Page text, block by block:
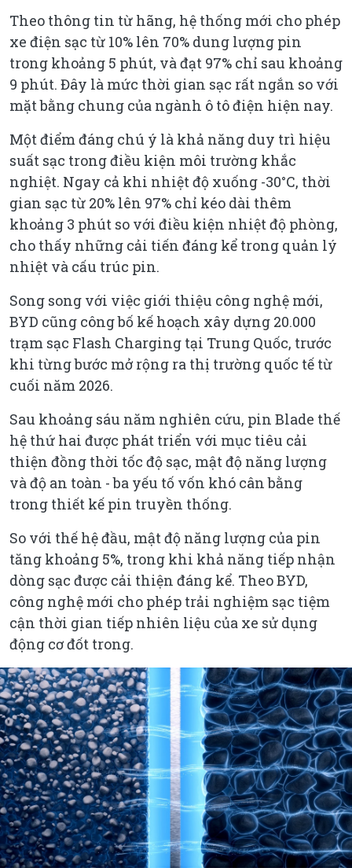
Theo thông tin từ hãng, hệ thống mới cho phép
xe điện sạc từ 10% lên 70% dung lượng pin
trong khoảng 5 phút, và đạt 97% chỉ sau khoảng
9 phút. Đây là mức thời gian sạc rất ngắn so với
mặt bằng chung của ngành ô tô điện hiện nay.
Một điểm đáng chú ý là khả năng duy trì hiệu
suất sạc trong điều kiện môi trường khắc
nghiệt. Ngay cả khi nhiệt độ xuống -30°C, thời
gian sạc từ 20% lên 97% chỉ kéo dài thêm
khoảng 3 phút so với điều kiện nhiệt độ phòng,
cho thấy những cải tiến đáng kể trong quản lý
nhiệt và cấu trúc pin.
Song song với việc giới thiệu công nghệ mới,
BYD cũng công bố kế hoạch xây dựng 20.000
trạm sạc Flash Charging tại Trung Quốc, trước
khi từng bước mở rộng ra thị trường quốc tế từ
cuối năm 2026.
Sau khoảng sáu năm nghiên cứu, pin Blade thế
hệ thứ hai được phát triển với mục tiêu cải
thiện đồng thời tốc độ sạc, mật độ năng lượng
và độ an toàn - ba yếu tố vốn khó cân bằng
trong thiết kế pin truyền thống.
So với thế hệ đầu, mật độ năng lượng của pin
tăng khoảng 5%, trong khi khả năng tiếp nhận
dòng sạc được cải thiện đáng kể. Theo BYD,
công nghệ mới cho phép trải nghiệm sạc tiệm
cận thời gian tiếp nhiên liệu của xe sử dụng
động cơ đốt trong.